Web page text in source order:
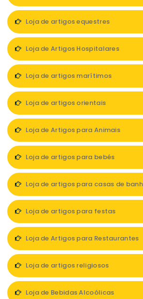
Loja de artigos equestres
Loja de Artigos Hospitalares
Loja de artigos marítimos
Loja de artigos orientais
Loja de Artigos para Animais
Loja de artigos para bebés
Loja de artigos para casas de
Loja de artigos para festas
Loja de Artigos para Restaurantes
Loja de artigos religiosos
Loja de Bebidas Alcoólicas